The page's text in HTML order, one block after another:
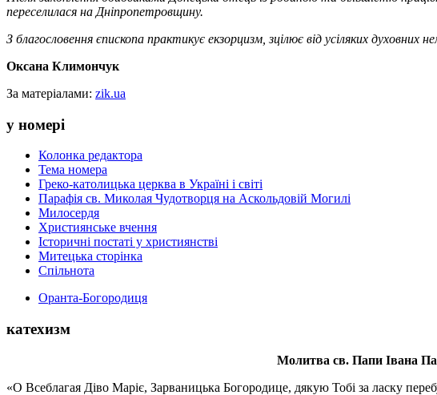
переселилася на Дніпропетровщину.
З благословення єпископа практикує екзорцизм, зцілює від усіляких духовних
Оксана Климончук
За матеріалами: zik.ua
у номері
Колонка редактора
Тема номера
Греко-католицька церква в Україні і світі
Парафія св. Миколая Чудотворця на Аскольдовій Могилі
Милосердя
Християнське вчення
Історичні постаті у християнстві
Митецька сторінка
Спільнота
Оранта-Богородиця
катехизм
Молитва св. Папи Івана
«О Всеблагая Діво Маріє, Зарваницька Богородице, дякую Тобі за ласку